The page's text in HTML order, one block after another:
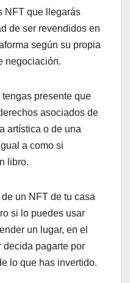
NFT que llegarás
de ser revendidos en
según su propia
negociación.
presente que
asociados de
artística o de una
a como si
libro.
un NFT de tu casa
si lo puedes usar
un lugar, en el
decida pagarte por
lo que has invertido.